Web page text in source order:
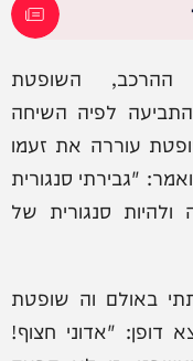
השופטת
לפיה השיחה
עוררה את זעמו
"גבירתי סנגורית
ולהיות סנגורית של
באולם וה שופטת
דופן: "אדוני חצוף!